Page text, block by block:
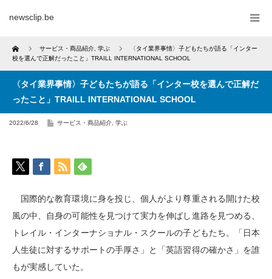
newsclip.be
Home サービス・商品紹介 学ぶ
〈タイ業界事情〉子どもたちが語る「インター
校を選んで正解だったこと」TRAILL INTERNATIONAL SCHOOL
〈タイ業界事情〉子どもたちが語る「インター校を選んで正解だ
ったこと」TRAILL INTERNATIONAL SCHOOL
2022/6/28 サービス・商品紹介 学ぶ
国際的な教育環境に身を投じ、個人がより尊重される開けた校
風の中、自身の可能性を見つけて実力を伸ばし進路を見つめる、
トレイル・インターナショナル・スクールの子どもたち。「日本
人生徒に対するサポートの手厚さ」と「英語習得の確かさ」を誰
もが実感していた。